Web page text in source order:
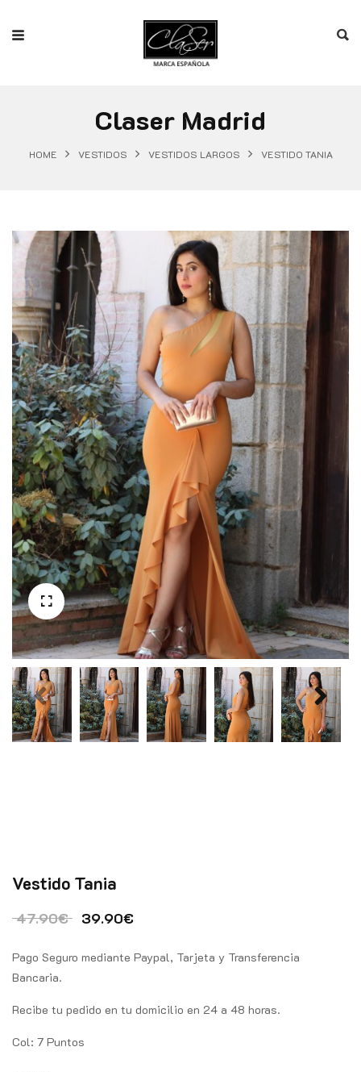
Claser Madrid
HOME VESTIDOS VESTIDOS LARGOS VESTIDO TANIA
Vestido Tania
47.90€ El precio original era: 47.90€.
39.90€El precio actual es: 39.90€.
Pago Seguro mediante Paypal, Tarjeta y Transferencia
Bancaria.
Recibe tu pedido en tu domicilio en 24 a 48 horas.
Col: 7 Puntos